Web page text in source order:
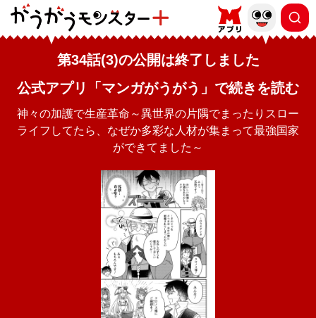
第34話(3)の公開は終了しました
公式アプリ「マンガがうがう」で続きを読む
神々の加護で生産革命～異世界の片隅でまったりスロー
ライフしてたら、なぜか多彩な人材が集まって最強国家
ができてました～